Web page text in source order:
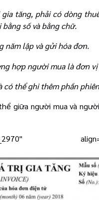
tăng, phải có dòng
số và bằng chữ.
năm lập và gửi hóa đơn.
hợp người mua là đơn vị
thể ghi thêm phần
giữa người mua và